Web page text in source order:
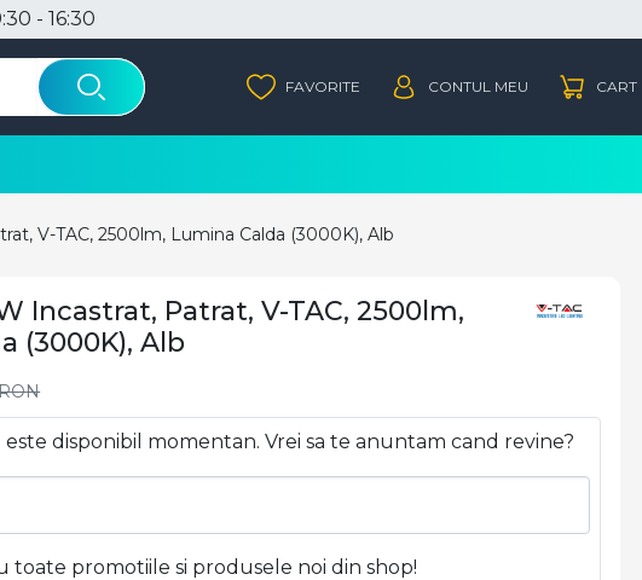
- 16:30
V-TAC, 2500lm, Lumina Calda (3000K), Alb
Incastrat, Patrat, V-TAC, 2500lm,
(3000K), Alb
disponibil momentan. Vrei sa te anuntam cand revine?
toate promotiile si produsele noi din shop!